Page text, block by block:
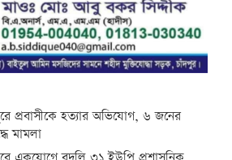
প্রবাসীকে হত্যার অভিযোগ, ৬ জনের
মামলা